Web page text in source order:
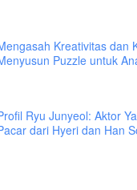
Kreativitas dan
Puzzle untuk
Ryu Junyeol: Aktor
dari Hyeri dan Han